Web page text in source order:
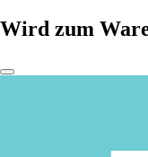
Wird zum